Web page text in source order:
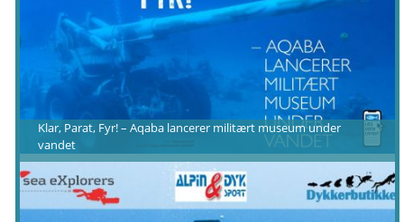
Klar, Parat, Fyr! – Aqaba lancerer militært museum under
vandet